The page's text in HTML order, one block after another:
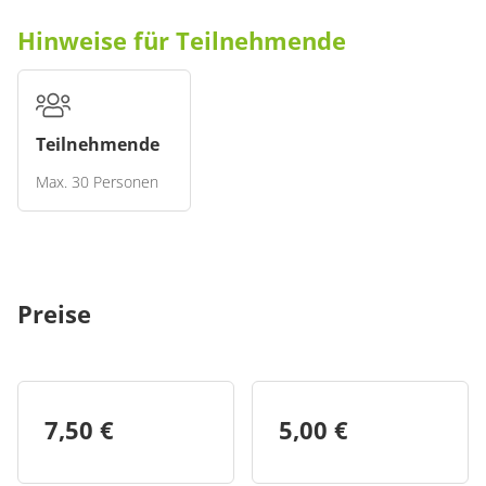
Hinweise für Teilnehmende
Teilnehmende
Max. 30 Personen
Rucksackverpflegung sind erforderlich.
Informationen zum Treffpunkt
Counter im Nationalpark Tor Keltenpark
Preise
7,50 € 5,00 €